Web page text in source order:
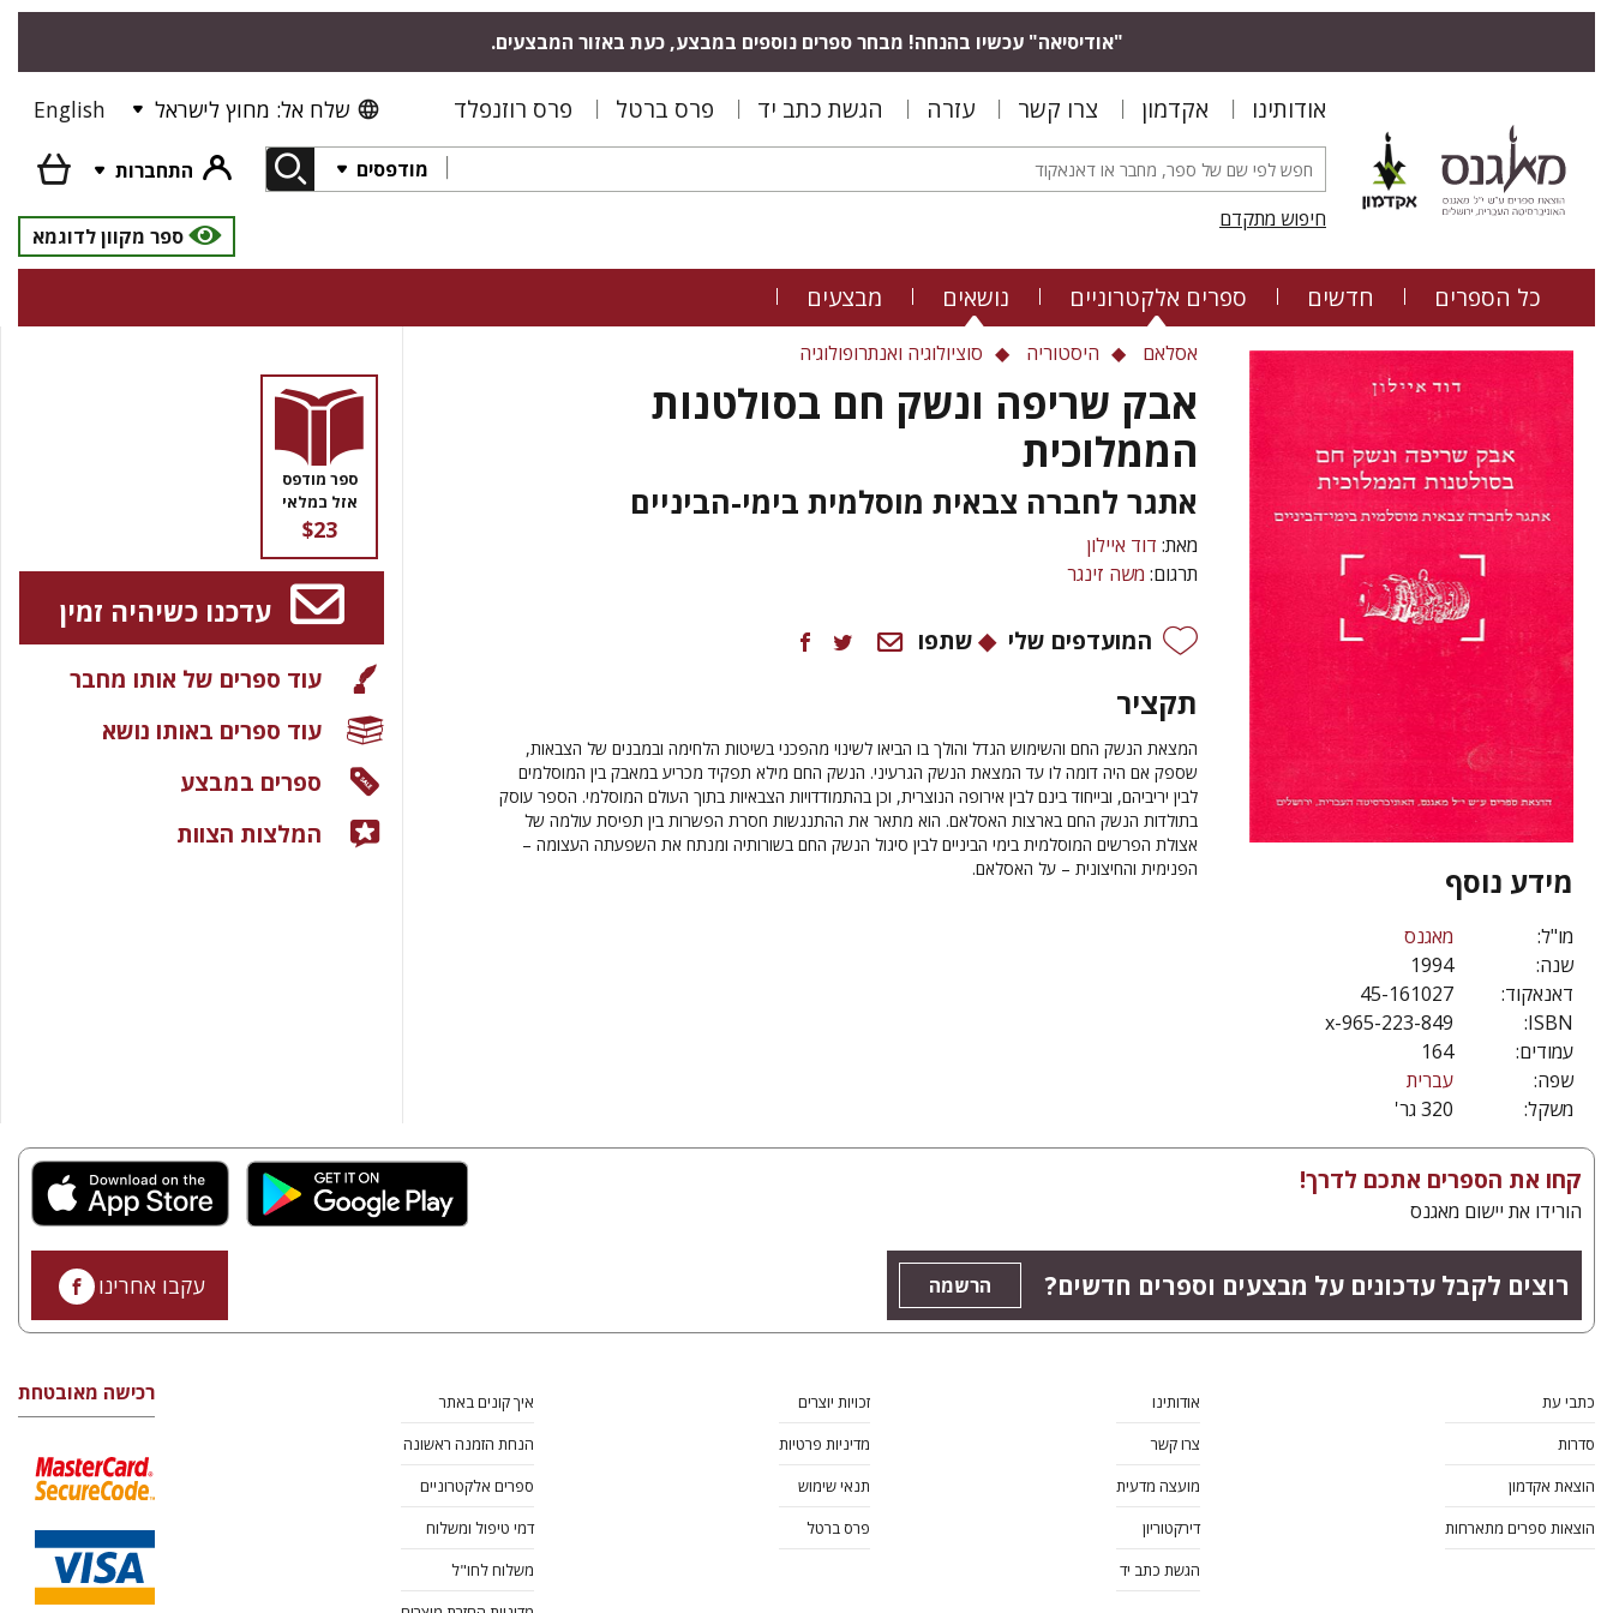
"אודיסיאה" עכשיו בהנחה! מבחר ספרים נוספים במבצע, כעת באזור המבצעים.
אודותינו אקדמון צרו קשר עזרה הגשת כתב יד פרס ברטל פרס רוזנפלד שלח אל: מחוץ לישראל English
מודפסים
התחברות
חיפוש מתקדם
ספר מקוון לדוגמא
כל הספרים חדשים ספרים אלקטרוניים נושאים מבצעים
מידע נוסף
מו"ל:
מאגנס
שנה:
1994
דאנאקוד:
45-161027
ISBN:
965-223-849-x
עמודים:
164
שפה:
עברית
משקל:
320 גר'
אסלאם היסטוריה סוציולוגיה ואנתרופולוגיה
אבק שריפה ונשק חם בסולטנות
הממלוכית
אתגר לחברה צבאית מוסלמית בימי-הביניים
מאת: דוד איילון
תרגום: משה זינגר
המועדפים שלי שתפו
תקציר
המצאת הנשק החם והשימוש הגדל והולך בו הביאו לשינוי מהפכני בשיטות הלחימה ובמבנים של הצבאות,
שספק אם היה דומה לו עד המצאת הנשק הגרעיני. הנשק החם מילא תפקיד מכריע במאבק בין המוסלמים
לבין יריביהם, ובייחוד בינם לבין אירופה הנוצרית, וכן בהתמודדויות הצבאיות בתוך העולם המוסלמי. הספר עוסק
בתולדות הנשק החם בארצות האסלאם. הוא מתאר את ההתנגשות חסרת הפשרות בין תפיסת עולמה של
אצולת הפרשים המוסלמית בימי הביניים לבין סיגול הנשק החם בשורותיה ומנתח את השפעתה העצומה –
הפנימית והחיצונית – על האסלאם.
ספר מודפס
אזל במלאי
$23
עדכנו כשיהיה זמין
עוד ספרים של אותו מחבר
עוד ספרים באותו נושא
ספרים במבצע
המלצות הצוות
קחו את הספרים אתכם לדרך!
הורידו את יישום מאגנס
רוצים לקבל עדכונים על מבצעים וספרים חדשים? הרשמה עקבו אחרינו
כתבי עת
סדרות
הוצאת אקדמון
הוצאות ספרים מתארחות
אודותינו
צרו קשר
מועצה מדעית
דירקטוריון
הגשת כתב יד
זכויות יוצרים
מדיניות פרטיות
תנאי שימוש
פרס ברטל
איך קונים באתר
הנחת הזמנה ראשונה
ספרים אלקטרוניים
דמי טיפול ומשלוח
משלוח לחו"ל
רכישה מאובטחת